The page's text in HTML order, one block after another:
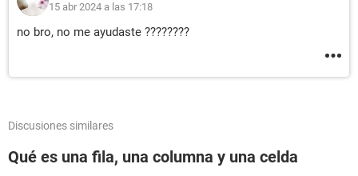
15 abr 2024 a las 17:18
no bro, no me ayudaste ????????
Discusiones similares
Qué es una fila, una columna y una celda